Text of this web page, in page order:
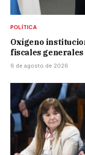
POLÍTICA
Oxígeno
fiscales generales
6 de agosto de 2026